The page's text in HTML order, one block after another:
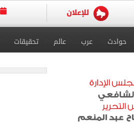
حوادث عرب عالم تحقيقات